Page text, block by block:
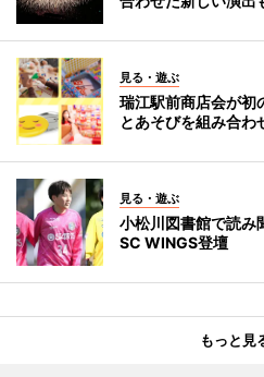
見る・遊ぶ
瑞江駅前商店会が
とあそびを組み合わ
見る・遊ぶ
小松川図書館で読
SC WINGS登壇
もっと見